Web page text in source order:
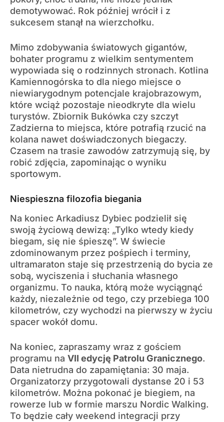
demotywować. Rok później wrócił i z
sukcesem stanął na wierzchołku.
Mimo zdobywania światowych gigantów,
bohater programu z wielkim sentymentem
wypowiada się o rodzinnych stronach. Kotlina
Kamiennogórska to dla niego miejsce o
niewiarygodnym potencjale krajobrazowym,
które wciąż pozostaje nieodkryte dla wielu
turystów. Zbiornik Bukówka czy szczyt
Zadzierna to miejsca, które potrafią rzucić na
kolana nawet doświadczonych biegaczy.
Czasem na trasie zawodów zatrzymują się, by
robić zdjęcia, zapominając o wyniku
sportowym.
Niespieszna filozofia biegania
Na koniec Arkadiusz Dybiec podzielił się
swoją życiową dewizą: „Tylko wtedy kiedy
biegam, się nie śpieszę”. W świecie
zdominowanym przez pośpiech i terminy,
ultramaraton staje się przestrzenią do bycia ze
sobą, wyciszenia i słuchania własnego
organizmu. To nauka, którą może wyciągnąć
każdy, niezależnie od tego, czy przebiega 100
kilometrów, czy wychodzi na pierwszy w życiu
spacer wokół domu.
Na koniec, zapraszamy wraz z gościem
programu na VII edycję Patrolu Granicznego.
Data nietrudna do zapamiętania: 30 maja.
Organizatorzy przygotowali dystanse 20 i 53
kilometrów. Można pokonać je biegiem, na
rowerze lub w formie marszu Nordic Walking.
To będzie cały weekend integracji przy